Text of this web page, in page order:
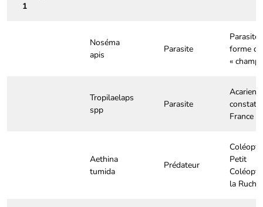
1
Noséma
apis
Parasite
Parasite
forme de
«
Tropilaelaps
spp
Parasite
Acarien,
constaté
France
Aethina
tumida
Prédateur
Petit
la Ruche